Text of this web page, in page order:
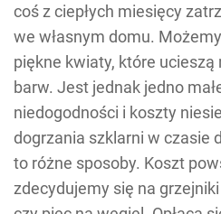
coś z ciepłych miesięcy
we własnym domu.
piękne kwiaty, które
barw. Jest jednak jedno
niedogodności i koszty
dogrzania szklarni w czasie
to różne sposoby. Koszt
zdecydujemy się na